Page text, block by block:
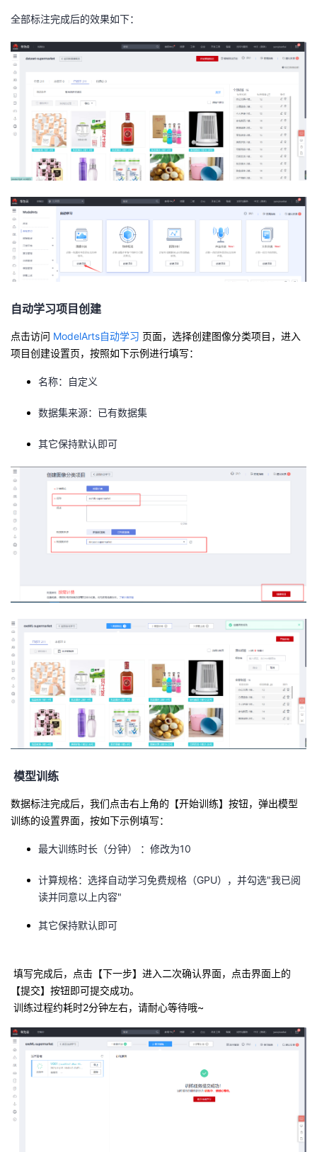
全部标注完成后的效果如下：
自动学习项目创建
点击访问 ModelArts自动学习 页面，选择创建图像分类项目，进入
项目创建设置页，按照如下示例进行填写：
名称：自定义
数据集来源：已有数据集
其它保持默认即可
模型训练
数据标注完成后，我们点击右上角的【开始训练】按钮，弹出模型
训练的设置界面，按如下示例填写：
最大训练时长（分钟） ：修改为10
计算规格：选择自动学习免费规格（GPU），并勾选"我已阅
读并同意以上内容"
其它保持默认即可
填写完成后，点击【下一步】进入二次确认界面，点击界面上的
【提交】按钮即可提交成功。
训练过程约耗时2分钟左右，请耐心等待哦~